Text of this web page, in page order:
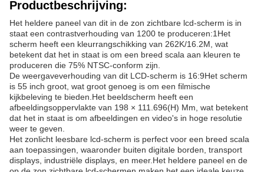
Productbeschrijving:
Het heldere paneel van dit in de zon zichtbare lcd-scherm is in
staat een contrastverhouding van 1200 te produceren:1Het
scherm heeft een kleurrangschikking van 262K/16.2M, wat
betekent dat het in staat is om een breed scala aan kleuren te
produceren die 75% NTSC-conform zijn.
De weergaveverhouding van dit LCD-scherm is 16:9Het scherm
is 55 inch groot, wat groot genoeg is om een filmische
kijkbeleving te bieden.Het beeldscherm heeft een
afbeeldingsoppervlakte van 198 × 111.696(H) Mm, wat betekent
dat het in staat is om afbeeldingen en video's in hoge resolutie
weer te geven.
Het zonlicht leesbare lcd-scherm is perfect voor een breed scala
aan toepassingen, waaronder buiten digitale borden, transport
displays, industriële displays, en meer.Het heldere paneel en de